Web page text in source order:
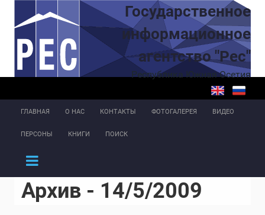
Перейти к основному содержаниюГосударственное
информационное
агентство "Рес"
Республика Южная Осетия
ГЛАВНАЯ О НАС КОНТАКТЫ ФОТОГАЛЕРЕЯ ВИДЕО
ПЕРСОНЫ КНИГИ ПОИСК
Архив - 14/5/2009